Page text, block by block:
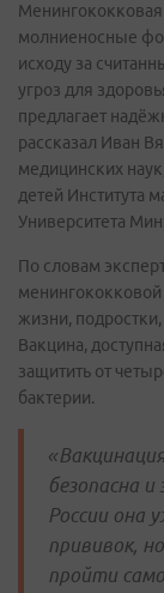
молниеносные
исходу за
угроз для
предлагает
рассказал Иван
медицинских
детей Института
Университета
По словам
жизни,
Вакцина,
защитить от
бактерии.
безопасна
России она
прививок,
пройти